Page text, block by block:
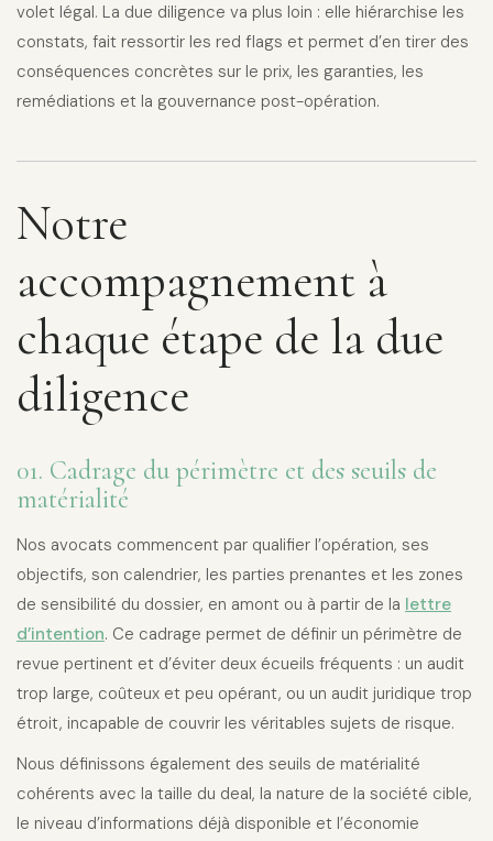
volet légal. La due diligence va plus loin : elle hiérarchise les
constats, fait ressortir les red flags et permet d’en tirer des
conséquences concrètes sur le prix, les garanties, les
remédiations et la gouvernance post-opération.
Notre
accompagnement à
chaque étape de la due
diligence
01. Cadrage du périmètre et des seuils de
matérialité
Nos avocats commencent par qualifier l’opération, ses
objectifs, son calendrier, les parties prenantes et les zones
de sensibilité du dossier, en amont ou à partir de la lettre
d’intention. Ce cadrage permet de définir un périmètre de
revue pertinent et d’éviter deux écueils fréquents : un audit
trop large, coûteux et peu opérant, ou un audit juridique trop
étroit, incapable de couvrir les véritables sujets de risque.
Nous définissons également des seuils de matérialité
cohérents avec la taille du deal, la nature de la société cible,
le niveau d’informations déjà disponible et l’économie